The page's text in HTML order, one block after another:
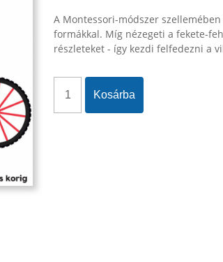
A Montessori-módszer
formákkal. Míg nézegeti a fekete-
részleteket - így kezdi felfedezni a
Kosárba